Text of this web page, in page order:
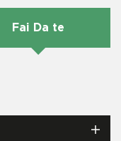
Fai Da te